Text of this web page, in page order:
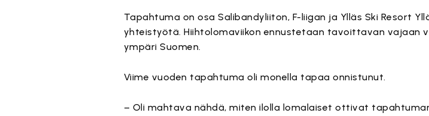
Tapahtuma on osa Salibandyliiton, F-liigan ja Ylläs Ski Resort
yhteistyötä. Hiihtolomaviikon ennustetaan tavoittavan vajaan
ympäri Suomen.
Viime vuoden tapahtuma oli monella tapaa onnistunut.
– Oli mahtava nähdä, miten ilolla lomalaiset ottivat